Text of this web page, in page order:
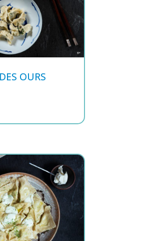
OURS